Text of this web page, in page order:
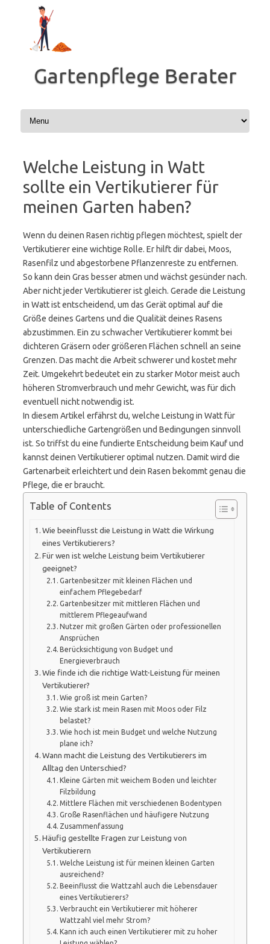
springen
Gartenpflege Berater
Welche Leistung in Watt
sollte ein Vertikutierer für
meinen Garten haben?
Wenn du deinen Rasen richtig pflegen möchtest, spielt der
Vertikutierer eine wichtige Rolle. Er hilft dir dabei, Moos,
Rasenfilz und abgestorbene Pflanzenreste zu entfernen.
So kann dein Gras besser atmen und wächst gesünder nach.
Aber nicht jeder Vertikutierer ist gleich. Gerade die Leistung
in Watt ist entscheidend, um das Gerät optimal auf die
Größe deines Gartens und die Qualität deines Rasens
abzustimmen. Ein zu schwacher Vertikutierer kommt bei
dichteren Gräsern oder größeren Flächen schnell an seine
Grenzen. Das macht die Arbeit schwerer und kostet mehr
Zeit. Umgekehrt bedeutet ein zu starker Motor meist auch
höheren Stromverbrauch und mehr Gewicht, was für dich
eventuell nicht notwendig ist.
In diesem Artikel erfährst du, welche Leistung in Watt für
unterschiedliche Gartengrößen und Bedingungen sinnvoll
ist. So triffst du eine fundierte Entscheidung beim Kauf und
kannst deinen Vertikutierer optimal nutzen. Damit wird die
Gartenarbeit erleichtert und dein Rasen bekommt genau die
Pflege, die er braucht.
Table of Contents
Wie beeinflusst die Leistung in Watt die Wirkung
eines Vertikutierers?
Für wen ist welche Leistung beim Vertikutierer
geeignet?
Gartenbesitzer mit kleinen Flächen und
einfachem Pflegebedarf
Gartenbesitzer mit mittleren Flächen und
mittlerem Pflegeaufwand
Nutzer mit großen Gärten oder professionellen
Ansprüchen
Berücksichtigung von Budget und
Energieverbrauch
Wie finde ich die richtige Watt-Leistung für meinen
Vertikutierer?
Wie groß ist mein Garten?
Wie stark ist mein Rasen mit Moos oder Filz
belastet?
Wie hoch ist mein Budget und welche Nutzung
plane ich?
Wann macht die Leistung des Vertikutierers im
Alltag den Unterschied?
Kleine Gärten mit weichem Boden und leichter
Filzbildung
Mittlere Flächen mit verschiedenen Bodentypen
Große Rasenflächen und häufigere Nutzung
Zusammenfassung
Häufig gestellte Fragen zur Leistung von
Vertikutierern
Welche Leistung ist für meinen kleinen Garten
ausreichend?
Beeinflusst die Wattzahl auch die Lebensdauer
eines Vertikutierers?
Verbraucht ein Vertikutierer mit höherer
Wattzahl viel mehr Strom?
Kann ich auch einen Vertikutierer mit zu hoher